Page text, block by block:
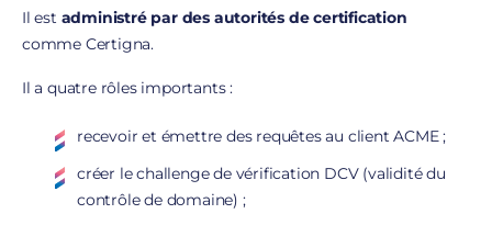
Il est administré par des autorités de certification
comme Certigna.
Il a quatre rôles importants :
recevoir et émettre des requêtes au client ACME ;
créer le challenge de vérification DCV (validité du
contrôle de domaine) ;